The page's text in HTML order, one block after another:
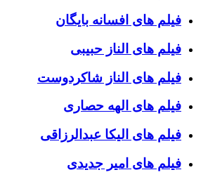
فیلم های افسانه بایگان
فیلم های الناز حبیبی
فیلم های الناز شاکردوست
فیلم های الهه حصاری
فیلم های الیکا عبدالرزاقی
فیلم های امیر جدیدی